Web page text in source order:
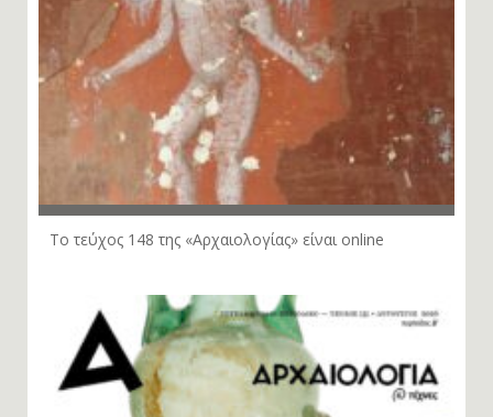
Το τεύχος 148 της «Αρχαιολογίας» είναι online